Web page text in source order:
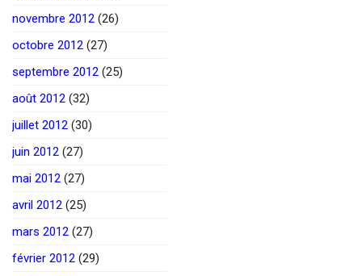
novembre 2012 (26)
octobre 2012 (27)
septembre 2012 (25)
août 2012 (32)
juillet 2012 (30)
juin 2012 (27)
mai 2012 (27)
avril 2012 (25)
mars 2012 (27)
février 2012 (29)